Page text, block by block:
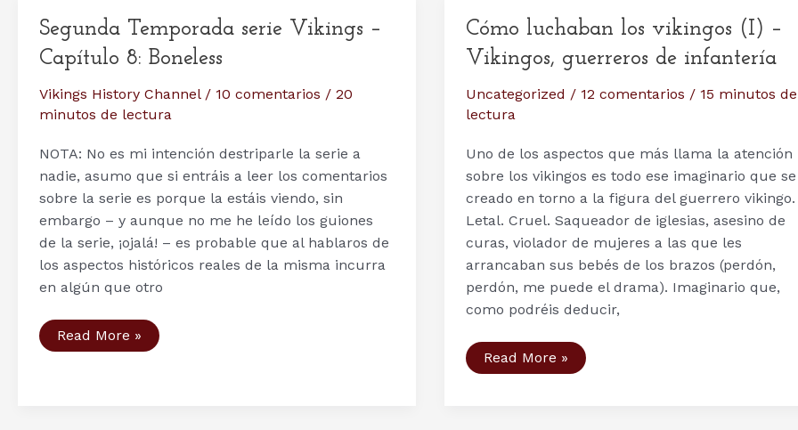
espada
de
un
soldado
de
la
Guardia
Segunda Temporada serie Vikings –
Capítulo 8: Boneless
Vikings History Channel/ 10 comentarios / 20
minutos de lectura
NOTA: No es mi intención destriparle la serie a
nadie, asumo que si entráis a leer los comentarios
sobre la serie es porque la estáis viendo, sin
embargo – y aunque no me he leído los guiones
de la serie, ¡ojalá! – es probable que al hablaros de
los aspectos históricos reales de la misma incurra
en algún que otro
Segunda
Temporada
Read More »
Cómo luchaban los vikingos (I) –
Vikingos, guerreros de infantería
Uncategorized / 12 comentarios / 15 minutos de
lectura
Uno de los aspectos que más llama la atención
sobre los vikingos es todo ese imaginario que
creado en torno a la figura del guerrero vikingo.
Letal. Cruel. Saqueador de iglesias, asesino de
curas, violador de mujeres a las que les
arrancaban sus bebés de los brazos (perdón,
perdón, me puede el drama). Imaginario que,
como podréis deducir,
Cómo
luchaban
Read More »